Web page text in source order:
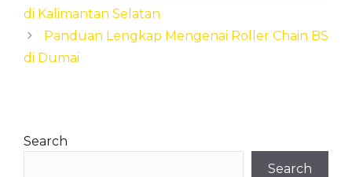
di Kalimantan Selatan
Panduan Lengkap Mengenai Roller Chain BS
di Dumai
Search
Search